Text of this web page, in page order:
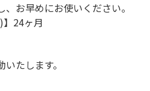
お早めにお使いください。
】24ヶ月
たします。